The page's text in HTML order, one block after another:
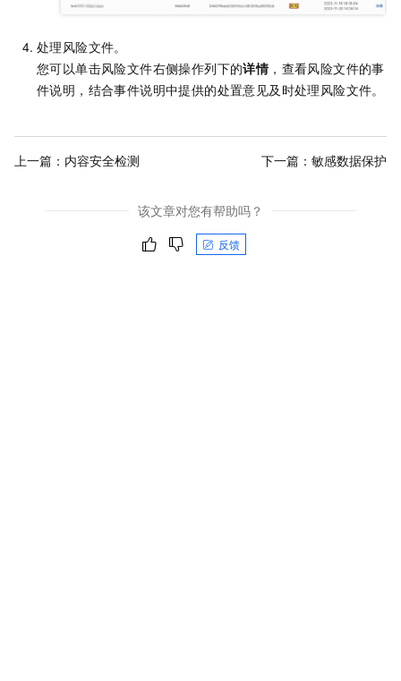
处理风险文件。
您可以单击风险文件右侧操作列下的详情，查看风险文件的事
件说明，结合事件说明中提供的处置意见及时处理风险文件。
上一篇： 内容安全检测 下一篇： 敏感数据保护
该文章对您有帮助吗？
反馈